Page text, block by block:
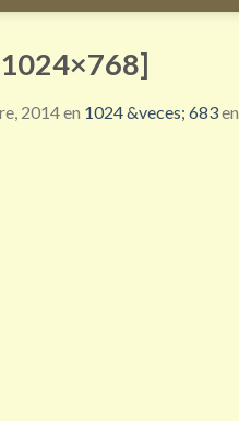
2014en 1024 &veces; 683en